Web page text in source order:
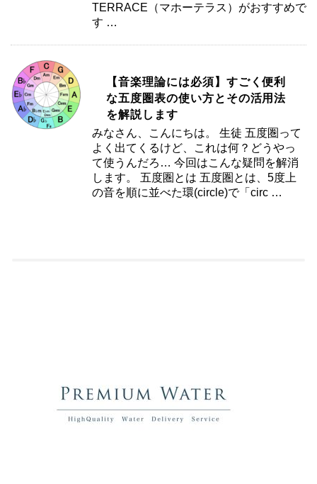
TERRACE（マホーテラス）がおすすめで
す …
【音楽理論には必須】すごく便利
な五度圏表の使い方とその活用法
を解説します
みなさん、こんにちは。 生徒 五度圏って
よく出てくるけど、これは何？どうやっ
て使うんだろ… 今回はこんな疑問を解消
します。 五度圏とは 五度圏とは、5度上
の音を順に並べた環(circle)で「circ …